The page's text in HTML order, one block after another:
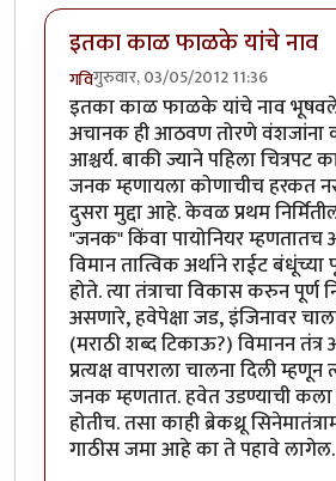
इतका काळ फाळके यांचे नाव
गविगुरुवार, 03/05/2012 11:36
इतका काळ फाळके यांचे नाव
अचानक ही आठवण तोरणे वंशजांना
आश्चर्य. बाकी ज्याने पहिला चित्रपट
जनक म्हणायला कोणाचीच हरकत
दुसरा मुद्दा आहे. केवळ प्रथम
"जनक" किंवा पायोनियर म्हणतातच
विमान तात्विक अर्थाने राईट बंधूंच्या
होते. त्या तंत्राचा विकास करुन पूर्ण
असणारे, हवेपेक्षा जड, इंजिनावर
(मराठी शब्द टिकाऊ?) विमानन
प्रत्यक्ष वापराला चालना दिली म्हणून
जनक म्हणतात. हवेत उडण्याची कला
होतीच. तसा काही ब्रेकथ्रू
गाठीस जमा आहे का ते पहावे लागेल.